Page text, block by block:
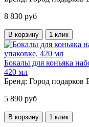
8 830 руб
В корзину 1 клик
Бокалы для коньяка
420 мл
Бренд: Город подарков
5 890 руб
В корзину 1 клик